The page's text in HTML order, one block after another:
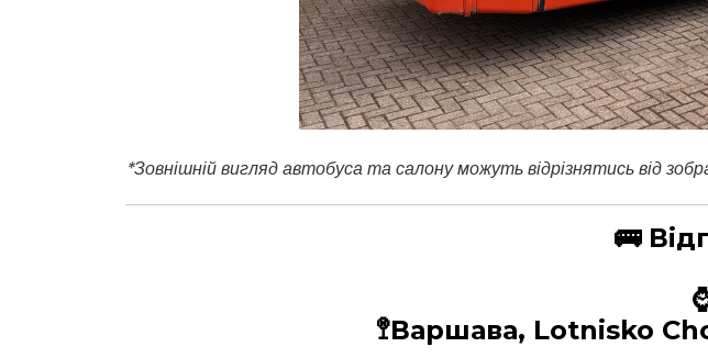
*Зовнішній вигляд автобуса та салону можуть відрізнятись від
🚌
🚏Варшава, Lotnisko